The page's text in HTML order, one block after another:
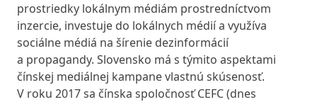
prostriedky lokálnym médiám prostredníctvom
inzercie, investuje do lokálnych médií a využíva
sociálne médiá na šírenie dezinformácií
a propagandy. Slovensko má s týmito aspektami
čínskej mediálnej kampane vlastnú skúsenosť.
V roku 2017 sa čínska spoločnosť CEFC (dnes